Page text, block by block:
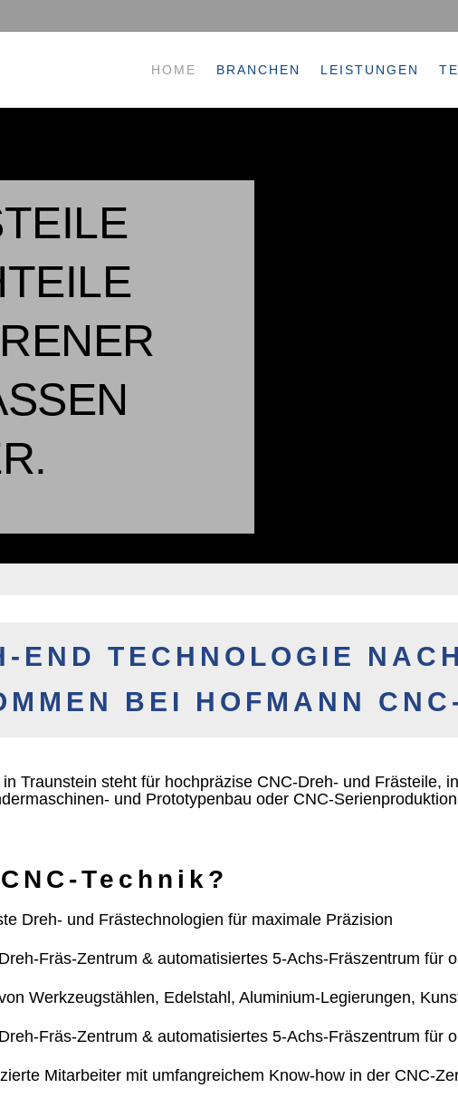
HOME BRANCHEN LEISTUNGEN
END TECHNOLOGIE
BEI HOFMANN
Traunstein steht für hochpräzise CNC-Dreh- und Frästeile,
und Prototypenbau oder CNC-
Technik?
Dreh- und Frästechnologien für maximale Präzision
Dreh-Fräs-Zentrum & automatisiertes 5-Achs-Fräszentrum für
Werkzeugstählen, Edelstahl, Aluminium-Legierungen,
Dreh-Fräs-Zentrum & automatisiertes 5-Achs-Fräszentrum für
Mitarbeiter mit umfangreichem Know-how in der CNC-